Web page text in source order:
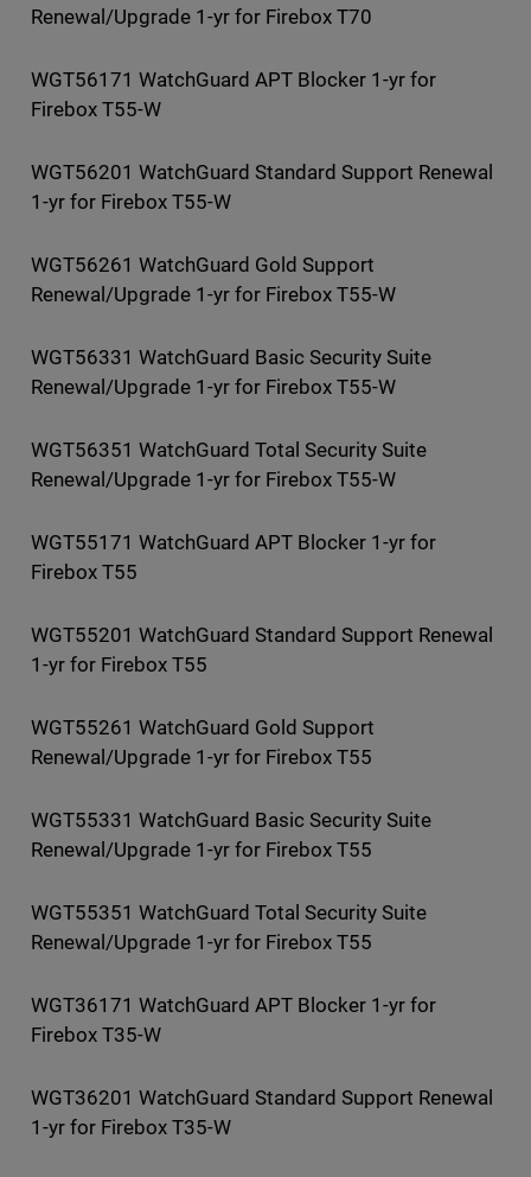
Renewal/Upgrade 1-yr for Firebox T70
WGT56171 WatchGuard APT Blocker 1-yr for
Firebox T55-W
WGT56201 WatchGuard Standard Support Renewal
1-yr for Firebox T55-W
WGT56261 WatchGuard Gold Support
Renewal/Upgrade 1-yr for Firebox T55-W
WGT56331 WatchGuard Basic Security Suite
Renewal/Upgrade 1-yr for Firebox T55-W
WGT56351 WatchGuard Total Security Suite
Renewal/Upgrade 1-yr for Firebox T55-W
WGT55171 WatchGuard APT Blocker 1-yr for
Firebox T55
WGT55201 WatchGuard Standard Support Renewal
1-yr for Firebox T55
WGT55261 WatchGuard Gold Support
Renewal/Upgrade 1-yr for Firebox T55
WGT55331 WatchGuard Basic Security Suite
Renewal/Upgrade 1-yr for Firebox T55
WGT55351 WatchGuard Total Security Suite
Renewal/Upgrade 1-yr for Firebox T55
WGT36171 WatchGuard APT Blocker 1-yr for
Firebox T35-W
WGT36201 WatchGuard Standard Support Renewal
1-yr for Firebox T35-W